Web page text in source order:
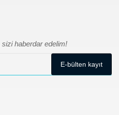
haberdar edelim!